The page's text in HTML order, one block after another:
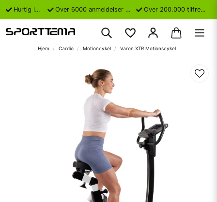
Hurtig levering Over 6000 anmeldelser på Trustpilot Over 200.000 tilfredse kunder
Hjem Cardio Motioncykel Varon XTR Motionscykel